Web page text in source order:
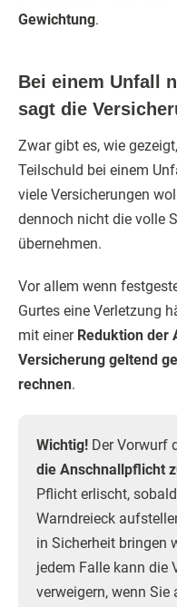
Gewichtung.
Bei einem Unfall
sagt die
Zwar gibt es, wie
Teilschuld bei einem
viele Versicherungen
dennoch nicht die volle
übernehmen.
Vor allem wenn
Gurtes eine Verletzung
mit einer Reduktion der
Versicherung geltend
rechnen.
Wichtig! Der Vorwurf
die Anschnallpflicht
Pflicht erlischt,
Warndreieck
in Sicherheit bringen
jedem Falle kann die
verweigern, wenn